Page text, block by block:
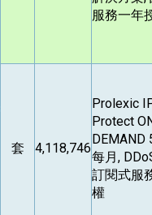
服務一年
套 4,118,746
Prolexic
Protect
每月,
訂閱式服
權